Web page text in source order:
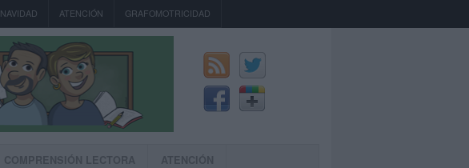
NAVIDAD ATENCIÓN GRAFOMOTRICIDAD
COMPRENSIÓN LECTORA ATENCIÓN